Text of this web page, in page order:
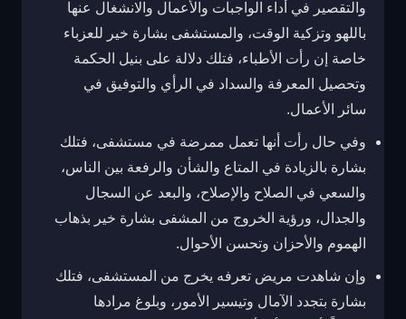
والتقصير في أداء الواجبات والأعمال والانشغال عنها
باللهو وتزكية الوقت، والمستشفى بشارة خير للعزباء
خاصة إن رأت الأطباء، فتلك دلالة على بنيل الحكمة
وتحصيل المعرفة والسداد في الرأي والتوفيق في
سائر الأعمال.
وفي حال رأت أنها تعمل ممرضة في مستشفى، فتلك
بشارة بالزيادة في المتاع والشأن والرفعة بين الناس،
والسعي في الصلاح والإصلاح، والبعد عن السجال
والجدال، ورؤية الخروج من المشفى بشارة خير بذهاب
الهموم والأحزان وتحسن الأحوال.
وإن شاهدت مريض تعرفه يخرج من المستشفى، فتلك
بشارة بتجدد الآمال وتيسير الأمور، وبلوغ مرادها